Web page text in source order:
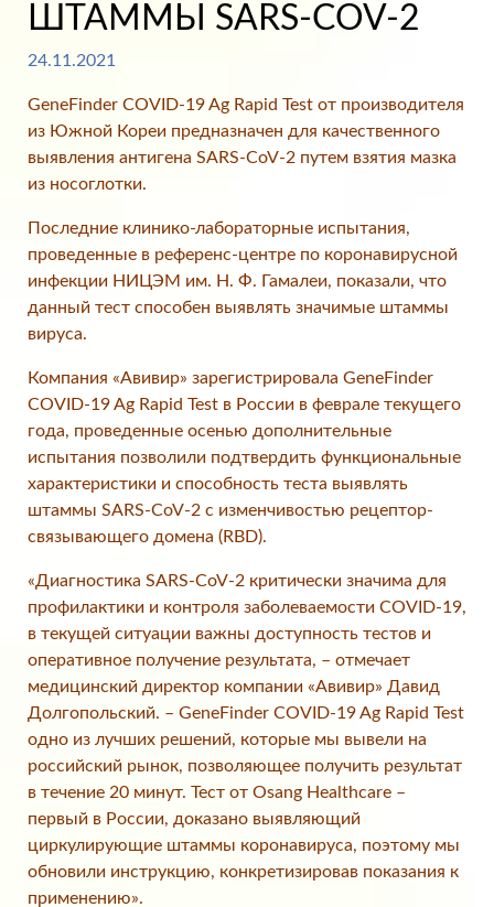
ШТАММЫ SARS-COV-2
24.11.2021
GeneFinder COVID-19 Ag Rapid Test от производителя
из Южной Кореи предназначен для качественного
выявления антигена SARS-CoV-2 путем взятия мазка
из носоглотки.
Последние клинико-лабораторные испытания,
проведенные в референс-центре по коронавирусной
инфекции НИЦЭМ им. Н. Ф. Гамалеи, показали, что
данный тест способен выявлять значимые штаммы
вируса.
Компания «Авивир» зарегистрировала GeneFinder
COVID-19 Ag Rapid Test в России в феврале текущего
года, проведенные осенью дополнительные
испытания позволили подтвердить функциональные
характеристики и способность теста выявлять
штаммы SARS-CoV-2 с изменчивостью рецептор-
связывающего домена (RBD).
«Диагностика SARS-CoV-2 критически значима для
профилактики и контроля заболеваемости COVID-19,
в текущей ситуации важны доступность тестов и
оперативное получение результата, – отмечает
медицинский директор компании «Авивир» Давид
Долгопольский. – GeneFinder COVID-19 Ag Rapid Test
одно из лучших решений, которые мы вывели на
российский рынок, позволяющее получить результат
в течение 20 минут. Тест от Osang Healthcare –
первый в России, доказано выявляющий
циркулирующие штаммы коронавируса, поэтому мы
обновили инструкцию, конкретизировав показания к
применению».